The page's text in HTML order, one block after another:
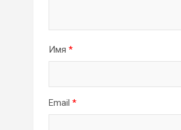
Имя *
Email *